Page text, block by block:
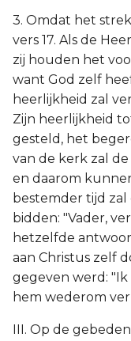
3. Omdat het
vers 17. Als de
zij houden het
want God zelf
heerlijkheid zal
Zijn heerlijkheid
gesteld, het
van de kerk zal
en daarom
bestemder tijd zal
bidden: "Vader,
hetzelfde
aan Christus zelf
gegeven werd:
hem wederom
III. Op de